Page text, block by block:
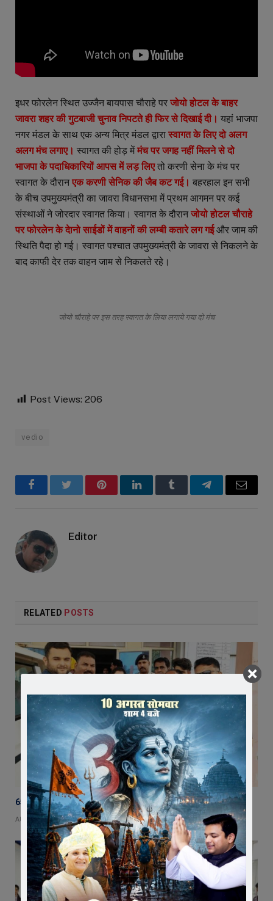
इधर फोरलेन स्थित उज्जैन बायपास चौराहे पर जोयो होटल के बाहर
जावरा शहर की गुटबाजी चुनाव निपटते ही फिर से दिखाई दी। यहां भाजपा
नगर मंडल के साथ एक अन्य मित्र मंडल द्वारा स्वागत के लिए दो अलग
अलग मंच लगाए। स्वागत की होड़ मेंमंच पर जगह नहीं मिलने से दो
भाजपा के पदाधिकारियों आपस में लड़ लिएतो करणी सेना के मंच पर
स्वागत के दौरानएक करणी सेनिक की जैब कट गई। बहरहाल इन सभी
के बीच उपमुख्यमंत्री का जावरा विधानसभा में प्रथम आगमन पर कई
संस्थाओं ने जोरदार स्वागत किया। स्वागत के दौरानजोयो होटल चौराहे
पर फोरलेन के देानो साईडों में वाहनों की लम्बी कतारे लग गईऔर जाम की
स्थिति पैदा हो गई। स्वागत पश्चात उपमुख्यमंत्री के जावरा से निकलने के
बाद काफी देर तक वाहन जाम से निकलते रहे।
जोयो चौराहे पर इस तरह स्वागत के लिया लगाये गया दो मंच
Post Views: 206
vedio
FacebookTwitter PinterestLinkedInTumblr TelegramEmail
Editor
RELATED POSTS
65 हजार रुपए भाड़ा न देने का आरोप, ट्रक चालक ने एसडीएम को सौंपा ज्ञापन
AUGUST 5, 2026